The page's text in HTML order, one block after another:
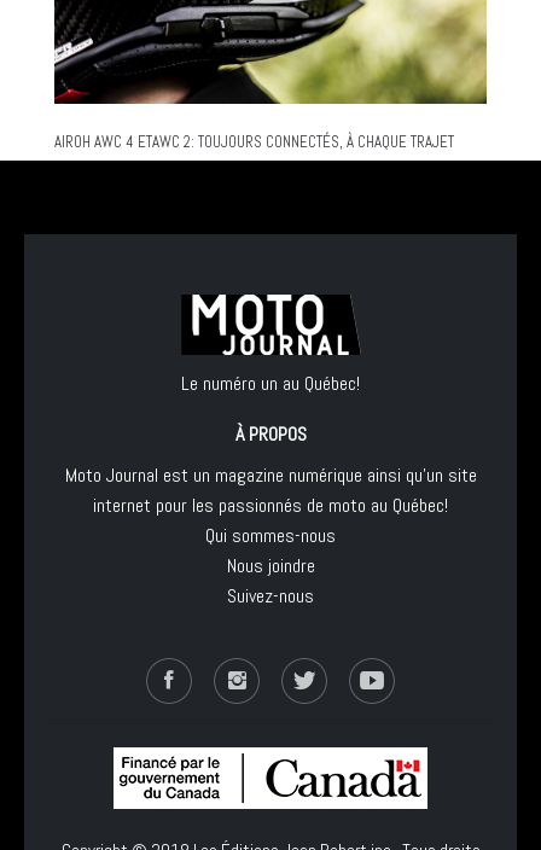
AIROH AWC 4 ETAWC 2: TOUJOURS CONNECTÉS, À CHAQUE TRAJET
Le numéro un au Québec!
À PROPOS
Moto Journal est un magazine numérique ainsi qu'un site
internet pour les passionnés de moto au Québec!
Qui sommes-nous
Nous joindre
Suivez-nous